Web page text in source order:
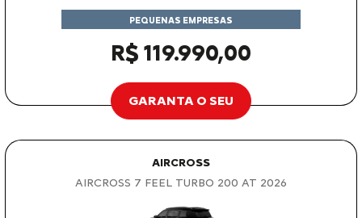
PEQUENAS EMPRESAS
R$ 119.990,00
GARANTA O SEU
AIRCROSS
AIRCROSS 7 FEEL TURBO 200 AT 2026